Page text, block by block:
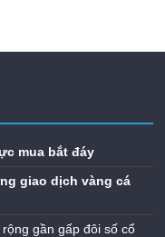
mua bắt đáy
giao dịch vàng cá
gần gấp đôi số cổ